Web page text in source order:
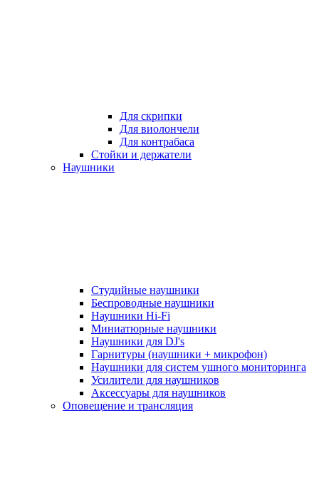
Для скрипки
Для виолончели
Для контрабаса
Стойки и держатели
Наушники
Студийные наушники
Беспроводные наушники
Наушники Hi-Fi
Миниатюрные наушники
Наушники для DJ's
Гарнитуры (наушники + микрофон)
Наушники для систем ушного мониторинга
Усилители для наушников
Аксессуары для наушников
Оповещение и трансляция